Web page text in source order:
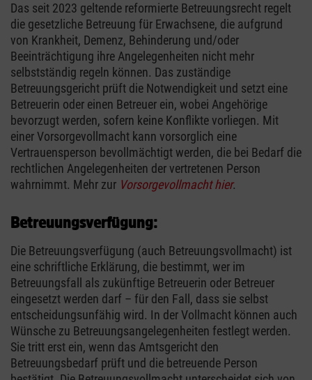
Das seit 2023 geltende reformierte Betreuungsrecht regelt
die gesetzliche Betreuung für Erwachsene, die aufgrund
von Krankheit, Demenz, Behinderung und/oder
Beeinträchtigung ihre Angelegenheiten nicht mehr
selbstständig regeln können. Das zuständige
Betreuungsgericht prüft die Notwendigkeit und setzt eine
Betreuerin oder einen Betreuer ein, wobei Angehörige
bevorzugt werden, sofern keine Konflikte vorliegen. Mit
einer Vorsorgevollmacht kann vorsorglich eine
Vertrauensperson bevollmächtigt werden, die bei Bedarf die
rechtlichen Angelegenheiten der vertretenen Person
wahrnimmt. Mehr zur Vorsorgevollmacht hier.
Betreuungsverfügung:
Die Betreuungsverfügung (auch Betreuungsvollmacht) ist
eine schriftliche Erklärung, die bestimmt, wer im
Betreuungsfall als zukünftige Betreuerin oder Betreuer
eingesetzt werden darf – für den Fall, dass sie selbst
entscheidungsunfähig wird. In der Vollmacht können auch
Wünsche zu Betreuungsangelegenheiten festlegt werden.
Sie tritt erst ein, wenn das Amtsgericht den
Betreuungsbedarf prüft und die betreuende Person